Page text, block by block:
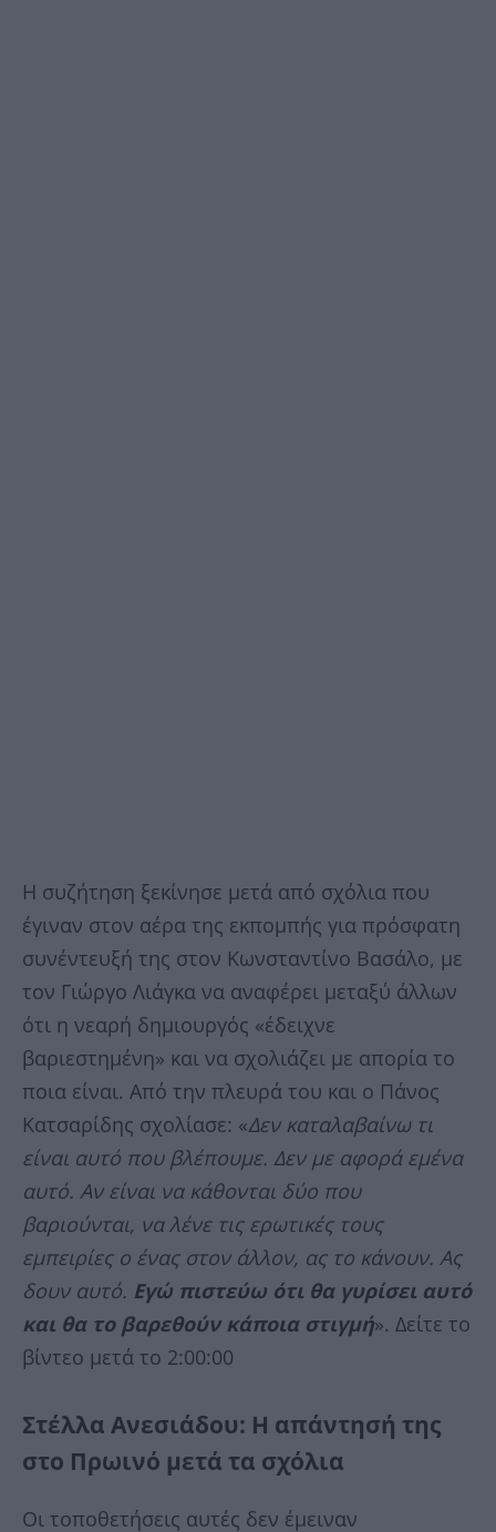
Η συζήτηση ξεκίνησε μετά από σχόλια που
έγιναν στον αέρα της εκπομπής για πρόσφατη
συνέντευξή της στον Κωνσταντίνο Βασάλο, με
τον Γιώργο Λιάγκα να αναφέρει μεταξύ άλλων
ότι η νεαρή δημιουργός «έδειχνε
βαριεστημένη» και να σχολιάζει με απορία το
ποια είναι. Από την πλευρά του και ο Πάνος
Κατσαρίδης σχολίασε: «Δεν καταλαβαίνω τι
είναι αυτό που βλέπουμε. Δεν με αφορά εμένα
αυτό. Αν είναι να κάθονται δύο που
βαριούνται, να λένε τις ερωτικές τους
εμπειρίες ο ένας στον άλλον, ας το κάνουν. Ας
δουν αυτό. Εγώ πιστεύω ότι θα γυρίσει αυτό
και θα το βαρεθούν κάποια στιγμή». Δείτε το
βίντεο μετά το 2:00:00
Στέλλα Ανεσιάδου: Η απάντησή της
στο Πρωινό μετά τα σχόλια
Οι τοποθετήσεις αυτές δεν έμειναν